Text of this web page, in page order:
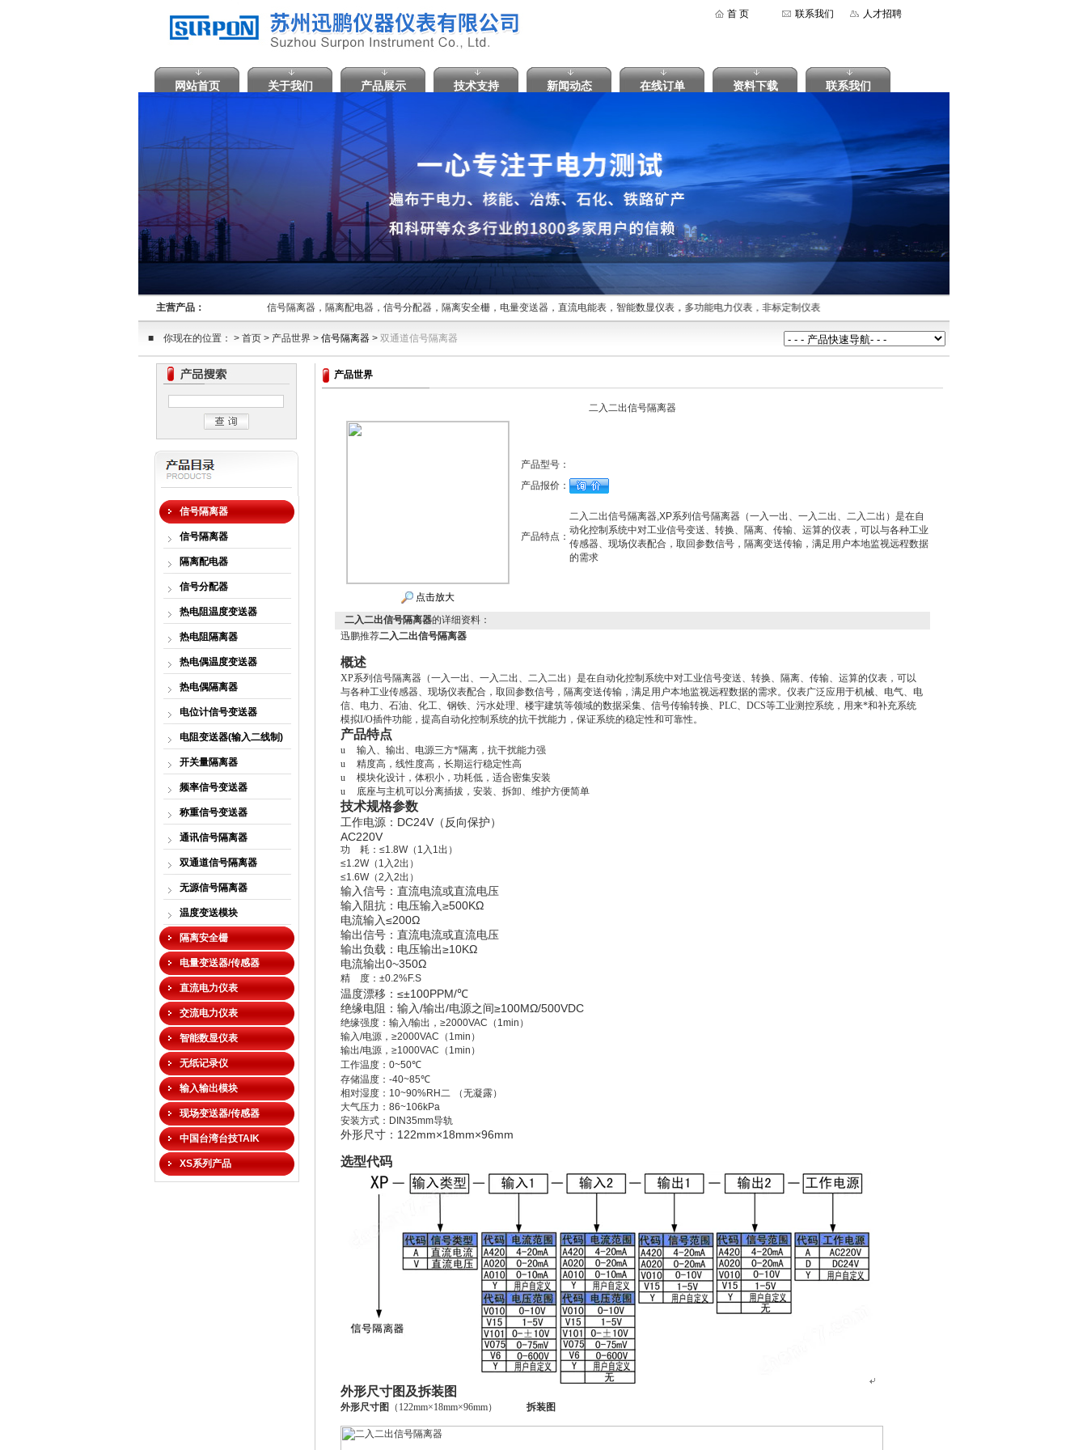
首 页 联系我们 人才招聘
网站首页 关于我们 产品展示 技术支持 新闻动态 在线订单 资料下载 联系我们
主营产品： 信号隔离器，隔离配电器，信号分配器，隔离安全栅，电量变送器，直流电能表，智能数显仪表，多功能电力仪表，非标定制仪表
■ 你现在的位置： > 首页 > 产品世界 > 信号隔离器> 双通道信号隔离器
信号隔离器
信号隔离器
隔离配电器
信号分配器
热电阻温度变送器
热电阻隔离器
热电偶温度变送器
热电偶隔离器
电位计信号变送器
电阻变送器(输入二线制)
开关量隔离器
频率信号变送器
称重信号变送器
通讯信号隔离器
双通道信号隔离器
无源信号隔离器
温度变送模块
隔离安全栅
电量变送器/传感器
直流电力仪表
交流电力仪表
智能数显仪表
无纸记录仪
输入输出模块
现场变送器/传感器
中国台湾台技TAIK
XS系列产品
产品世界
二入二出信号隔离器
点击放大
产品型号：
产品报价：
产品特点：
二入二出信号隔离器,XP系列信号隔离器（一入一出、一入二出、二入二出）是在自
动化控制系统中对工业信号变送、转换、隔离、传输、运算的仪表，可以与各种工业
传感器、现场仪表配合，取回参数信号，隔离变送传输，满足用户本地监视远程数据
的需求
二入二出信号隔离器的详细资料：
迅鹏推荐二入二出信号隔离器
概述
XP系列信号隔离器（一入一出、一入二出、二入二出）是在自动化控制系统中对工业信号变送、转换、隔离、传输、运算的仪表，可以
与各种工业传感器、现场仪表配合，取回参数信号，隔离变送传输，满足用户本地监视远程数据的需求。仪表广泛应用于机械、电气、电
信、电力、石油、化工、钢铁、污水处理、楼宇建筑等领域的数据采集、信号传输转换、PLC、DCS等工业测控系统，用来*和补充系统
模拟I/O插件功能，提高自动化控制系统的抗干扰能力，保证系统的稳定性和可靠性。
产品特点
u
输入、输出、电源三方*隔离，抗干扰能力强
u
精度高，线性度高，长期运行稳定性高
u
模块化设计，体积小，功耗低，适合密集安装
u
底座与主机可以分离插拔，安装、拆卸、维护方便简单
技术规格参数
工作电源： DC24V （反向保护）
AC220V
功 耗： ≤1.8W（ 1 入 1出）
≤1.2W（ 1 入2出）
≤1.6W（2 入2出）
输入信号：直流电流或直流电压
输入阻抗：电压输入≥500KΩ
电流输入≤200Ω
输出信号：直流电流或直流电压
输出负载：电压输出≥10KΩ
电流输出0~350Ω
精 度： ±0.2%F.S
温度漂移： ≤±100PPM/℃
绝缘电阻：输入/输出/电源之间≥100MΩ/500VDC
绝缘强度：输入/输出， ≥2000VAC （ 1min ）
输入/电源， ≥2000VAC （ 1min ）
输出/电源， ≥1000VAC （ 1min ）
工作温度： 0~50℃
存储温度： -40~85℃
相对湿度： 10~90%RH
（无凝露）
大气压力： 86~106kPa
安装方式： DIN35mm导轨
外形尺寸： 122mm×18mm×96mm
选型代码
外形尺寸图及拆装图
外形尺寸图 （122mm×18mm×96mm） 拆装图